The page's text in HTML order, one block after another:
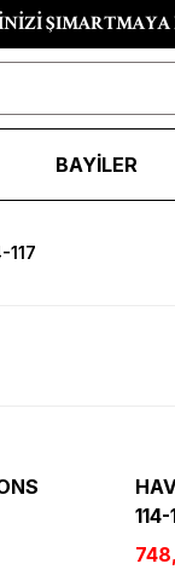
ŞIMARTMAYA
BAYİLER
117